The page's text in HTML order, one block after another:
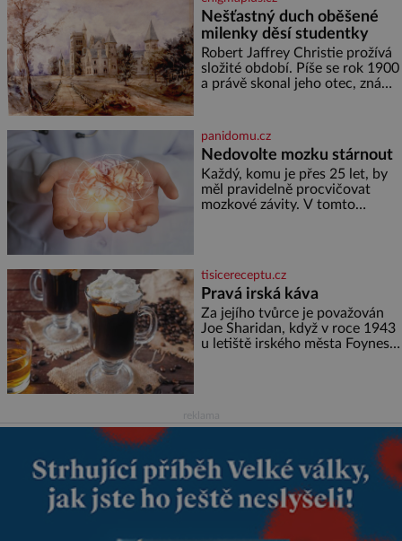
hrobku otevřít a její poklop tak
raději jen skrápí svěcenou
vodou. Za několik dní divné
burácení skutečně ustane. Když
o mnoho let později hrobku
Nešťastný duch oběšené
milenky děsí studentky
Robert Jaffrey Christie prožívá
složité období. Píše se rok 1900
a právě skonal jeho otec, známý
ale doprovázena ohromným
dědictvím
panidomu.cz
Nedovolte mozku stárnout
Každý, komu je přes 25 let, by
měl pravidelně procvičovat
mozkové závity. V tomto
marně v paměti lovíte název
knížky, kterou jste nedávno
přečetli. Je to opravdu tak, s
věkem jako kdyby se paměť
rozhodla stávkovat. Cvičte
tisicereceptu.cz
Pravá irská káva
Za jejího tvůrce je považován
Joe Sharidan, když v roce 1943
u letiště irského města Foynes